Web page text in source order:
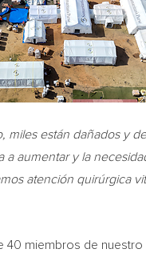
están dañados y
aumentar y la
atención quirúrgica
40 miembros de